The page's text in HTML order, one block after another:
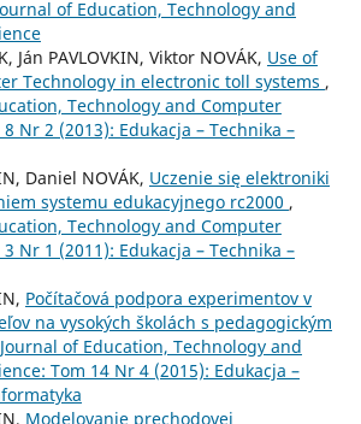
of Education, Technology and
Ján PAVLOVKIN, Viktor NOVÁK, Use of
Technology in electronic toll systems ,
Technology and Computer
Nr 2 (2013): Edukacja – Technika –
Daniel NOVÁK, Uczenie się elektroniki
systemu edukacyjnego rc2000 ,
Technology and Computer
Nr 1 (2011): Edukacja – Technika –
Počítačová podpora experimentov v
na vysokých školách s pedagogickým
Journal of Education, Technology and
Tom 14 Nr 4 (2015): Edukacja –
Modelovanie prechodovej